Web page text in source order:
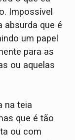
Impossível
absurda que é
um papel
para as
ou aquelas
na teia
que é tão
ou com